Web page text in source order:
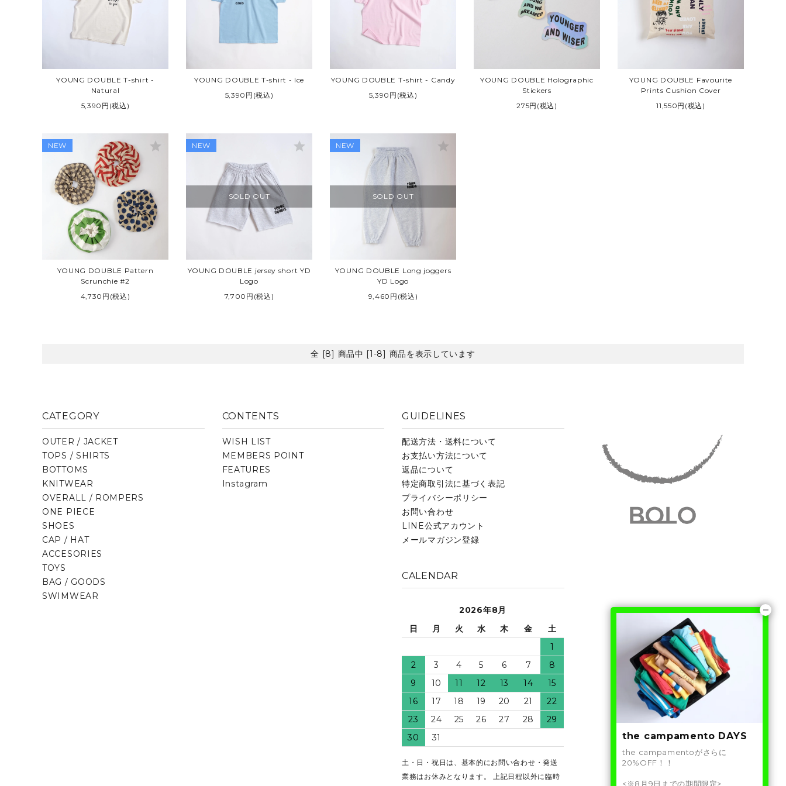
TOM&BOY TRUE ARTIST VANS YOUNG DOUBLE
ZIGGY ZAZA VINTAGE / USED Other BRAND
YOUNG DOUBLE T-shirt -
Natural
5,390円(税込)
YOUNG DOUBLE T-shirt - Ice
5,390円(税込)
YOUNG DOUBLE T-shirt - Candy
5,390円(税込)
YOUNG DOUBLE Holographic
Stickers
275円(税込)
YOUNG DOUBLE Favourite
Prints Cushion Cover
11,550円(税込)
NEW
YOUNG DOUBLE Pattern
Scrunchie #2
4,730円(税込)
star
SOLD OUT
NEW
YOUNG DOUBLE jersey short YD
Logo
7,700円(税込)
star
SOLD OUT
NEW
YOUNG DOUBLE Long joggers
YD Logo
9,460円(税込)
star
全 [8] 商品中 [1-8] 商品を表示しています
CATEGORY
OUTER / JACKET
TOPS / SHIRTS
BOTTOMS
KNITWEAR
OVERALL / ROMPERS
ONE PIECE
SHOES
CAP / HAT
ACCESORIES
TOYS
BAG / GOODS
SWIMWEAR
CONTENTS
WISH LIST
MEMBERS POINT
FEATURES
Instagram
GUIDELINES
配送方法・送料について
お支払い方法について
返品について
特定商取引法に基づく表記
プライバシーポリシー
お問い合わせ
LINE公式アカウント
メールマガジン登録
CALENDAR
2026年8月
日
月 火 水 木 金
土
1
2
3 4 5 6 7
8
9
10 11 12 13 14
15
16
17 18 19 20 21
22
23
24 25 26 27 28
29
30
31
土・日・祝日は、基本的にお問い合わせ・発送
業務はお休みとなります。 上記日程以外に臨時
the campamento DAYS
the campamentoがさらに
20%OFF！！
<※8月9日までの期間限定>